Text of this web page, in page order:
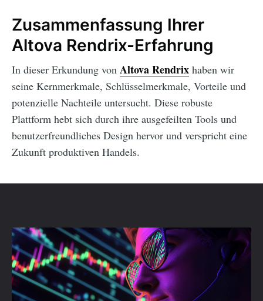
Zusammenfassung Ihrer
Altova Rendrix-Erfahrung
In dieser Erkundung von Altova Rendrix haben wir
seine Kernmerkmale, Schlüsselmerkmale, Vorteile und
potenzielle Nachteile untersucht. Diese robuste
Plattform hebt sich durch ihre ausgefeilten Tools und
benutzerfreundliches Design hervor und verspricht eine
Zukunft produktiven Handels.